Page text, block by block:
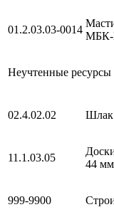
01.2.03.03-0014
МБК-
Неучтенные ресурсы
02.4.02.02 Шлак
11.1.03.05
44
999-9900